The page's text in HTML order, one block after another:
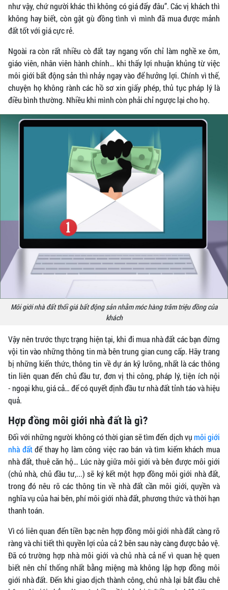
như vậy, chứ người khác thì không có giá đấy đâu”. Các vị khách thì
không hay biết, còn gật gù đồng tình vì mình đã mua được mảnh
đất tốt với giá cực rẻ.
Ngoài ra còn rất nhiều cò đất tay ngang vốn chỉ làm nghề xe ôm,
giáo viên, nhân viên hành chính… khi thấy lợi nhuận khủng từ việc
môi giới bất động sản thì nhảy ngay vào để hưởng lợi. Chính vì thế,
chuyện họ không rành các hồ sơ xin giấy phép, thủ tục pháp lý là
điều bình thường. Nhiều khi mình còn phải chỉ ngược lại cho họ.
Môi giới nhà đất thổi giá bất động sản nhằm móc hàng trăm triệu đồng của
khách
Vậy nên trước thực trạng hiện tại, khi đi mua nhà đất các bạn đừng
vội tin vào những thông tin mà bên trung gian cung cấp. Hãy trang
bị những kiến thức, thông tin về dự án kỹ lưỡng, nhất là các thông
tin liên quan đến chủ đầu tư, đơn vị thi công, pháp lý, tiện ích nội
- ngoại khu, giá cả… để có quyết định đầu tư nhà đất tỉnh táo và hiệu
quả.
Hợp đồng môi giới nhà đất là gì?
Đối với những người không có thời gian sẽ tìm đến dịch vụ môi giới
nhà đấtđể thay họ làm công việc rao bán và tìm kiếm khách mua
nhà đất, thuê căn hộ… Lúc này giữa môi giới và bên được môi giới
(chủ nhà, chủ đầu tư,...) sẽ ký kết một hợp đồng môi giới nhà đất,
trong đó nêu rõ các thông tin về nhà đất cần môi giới, quyền và
nghĩa vụ của hai bên, phí môi giới nhà đất, phương thức và thời hạn
thanh toán.
Vì có liên quan đến tiền bạc nên hợp đồng môi giới nhà đất càng rõ
ràng và chi tiết thì quyền lợi của cả 2 bên sau này càng được bảo vệ.
Đã có trường hợp nhà môi giới và chủ nhà cả nể vì quan hệ quen
biết nên chỉ thống nhất bằng miệng mà không lập hợp đồng môi
giới nhà đất. Đến khi giao dịch thành công, chủ nhà lại bắt đầu chê